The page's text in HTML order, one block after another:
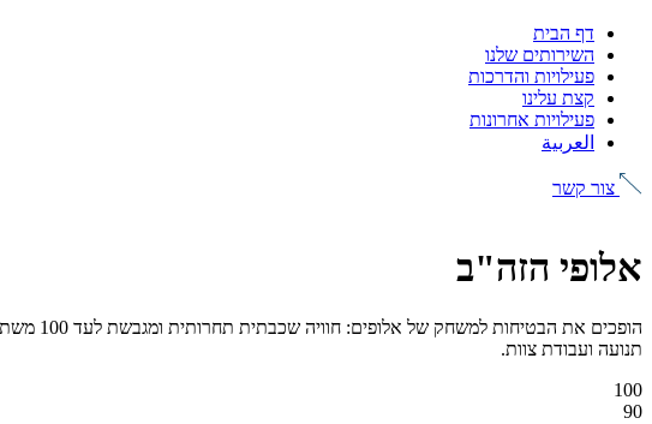
דף הבית
השירותים שלנו
פעילויות והדרכות
קצת עלינו
פעילויות אחרונות
العربية
צור קשר
אלופי הזה"ב
תנועה ועבודת צוות.
100
90